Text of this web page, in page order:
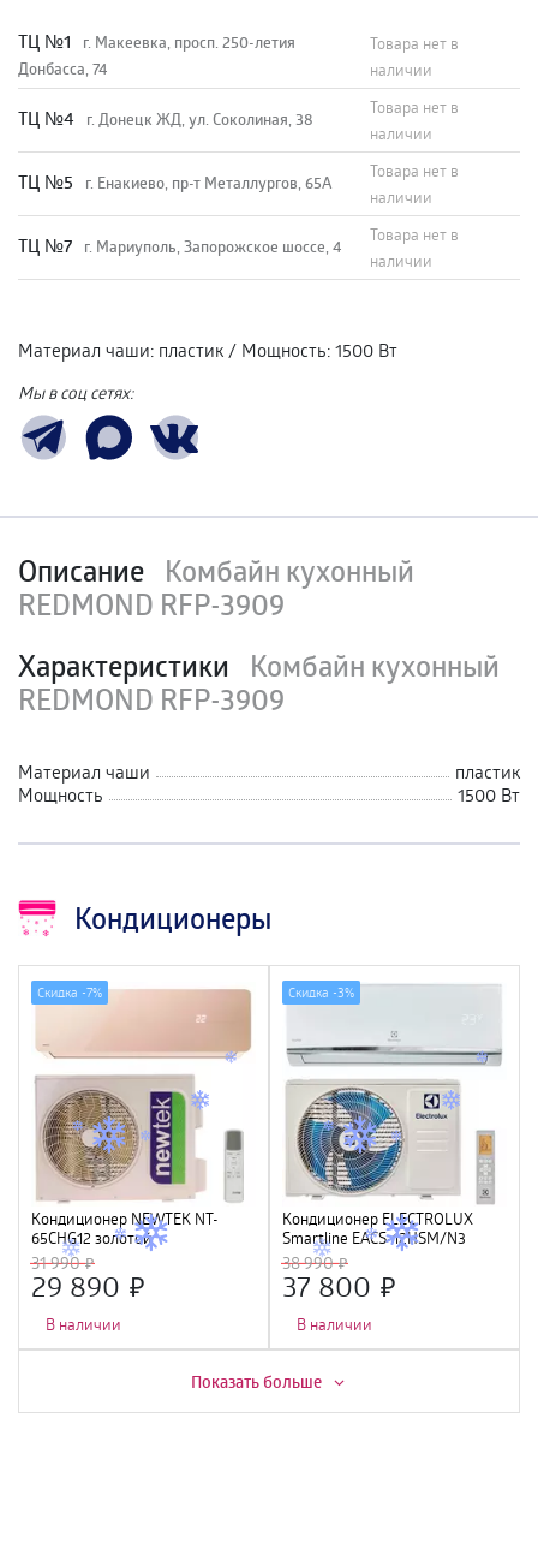
TЦ №1
г. Макеевка, просп. 250-летия
Донбасса, 74
Товара нет в
наличии
TЦ №4 г. Донецк ЖД, ул. Соколиная, 38
Товара нет в
наличии
TЦ №5 г. Енакиево, пр-т Металлургов, 65А
Товара нет в
наличии
ТЦ №7 г. Мариуполь, Запорожское шоссе, 4
Товара нет в
наличии
Материал чаши: пластик / Мощность: 1500 Вт
Мы в соц сетях:
Описание Комбайн кухонный
REDMOND RFP-3909
Характеристики
Комбайн кухонный
REDMOND RFP-3909
Материал чаши
пластик
Мощность
1500 Вт
Кондиционеры
Кондиционер NEWTEK NT-
65CHG12 золотой
<3550/3660W> скрытый LED,
Golden Fin, R410A, компрессор
GMCC
31 990
29 890
В наличии
Скидка -7%
Кондиционер ELECTROLUX
Smartline EACS-12HSM/N3
38 990
37 800
В наличии
Скидка -3%
Показать больше